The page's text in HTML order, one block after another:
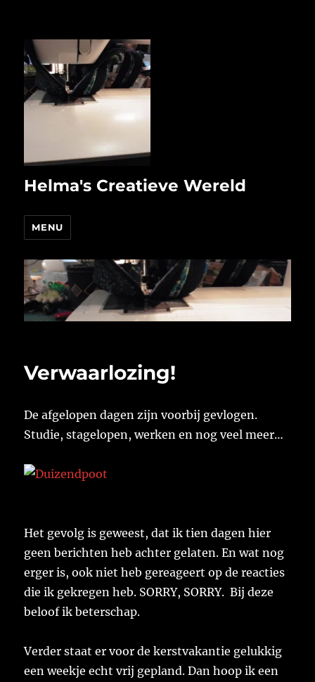
Helma's Creatieve Wereld
MENU
Verwaarlozing!
De afgelopen dagen zijn voorbij gevlogen.
Studie, stagelopen, werken en nog veel meer…
Het gevolg is geweest, dat ik tien dagen hier
geen berichten heb achter gelaten. En wat nog
erger is, ook niet heb gereageert op de reacties
die ik gekregen heb. SORRY, SORRY. Bij deze
beloof ik beterschap.
Verder staat er voor de kerstvakantie gelukkig
een weekje echt vrij gepland. Dan hoop ik een